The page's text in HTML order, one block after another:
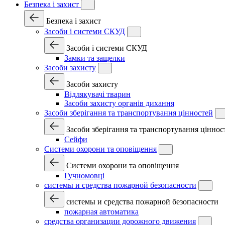
Безпека і захист
Безпека і захист
Засоби і системи СКУД
Засоби і системи СКУД
Замки та защелки
Засоби захисту
Засоби захисту
Відлякувачі тварин
Засоби захисту органів дихання
Засоби зберігання та транспортування цінностей
Засоби зберігання та транспортування
Сейфи
Системи охорони та оповіщення
Системи охорони та оповіщення
Гучномовці
системы и средства пожарной безопасности
системы и средства пожарной безопасности
пожарная автоматика
средства организации дорожного движения